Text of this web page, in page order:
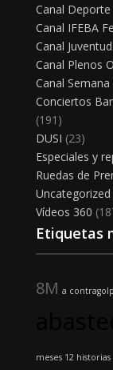
Canal Deporte
Canal IFEBA
Canal Juventud
Canal Plenos
Canal
Conciertos
(191)
DUSI (23)
Especiales y
Ruedas de
Uncategorized
Vídeos 360
Etiquetas
8M a
meses 12 historias